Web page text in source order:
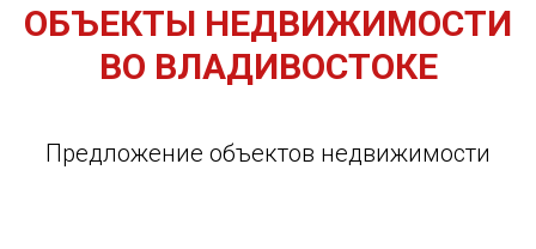
ОБЪЕКТЫ НЕДВИЖИМОСТИ
ВО ВЛАДИВОСТОКЕ
Предложение объектов недвижимости